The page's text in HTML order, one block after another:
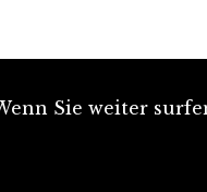
Sie weiter